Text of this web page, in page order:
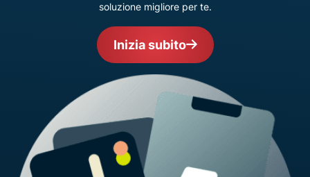
soluzione migliore per te.
Inizia subito